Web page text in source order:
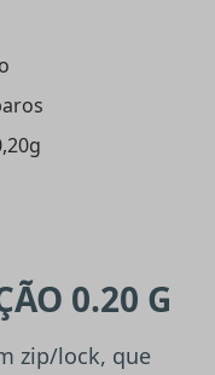
0.20 G
zip/lock, que